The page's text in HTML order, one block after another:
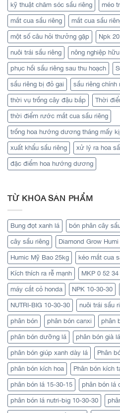
kỹ thuật chăm sóc sầu riêng méo
mắt cua sầu riêng mắt cua sầu
một số câu hỏi thưởng gặp Npk
nuôi trái sầu riêng nông nghiệp
phục hồi sầu riêng sau thu hoạch
sầu riêng bị đỏ gai sầu riêng chính
thời vụ trồng cây đậu bắp Thời
thời điểm rước mắt cua sầu riêng
trồng hoa hướng dương tháng mấy
xuất khẩu sầu riêng xử lý ra hoa
đặc điểm hoa hướng dương
TỪ KHÓA SẢN PHẨM
Bung đọt xanh lá bón phân cây
cây sầu riêng Diamond Grow
Humic Mỹ Bao 25kg kéo mắt cua
Kích thích ra rễ mạnh MKP 0 52 34
máy cắt cỏ honda NPK 10-30-30
NUTRI-BIG 10-30-30 nuôi trái sầu
phân bón phân bón canxi phân
phân bón dưỡng lá phân bón già
phân bón giúp xanh dày lá Phân
phân bón kích hoa Phân bón kích
phân bón lá 15-30-15 phân bón lá
phân bón lá nutri-big 10-30-30